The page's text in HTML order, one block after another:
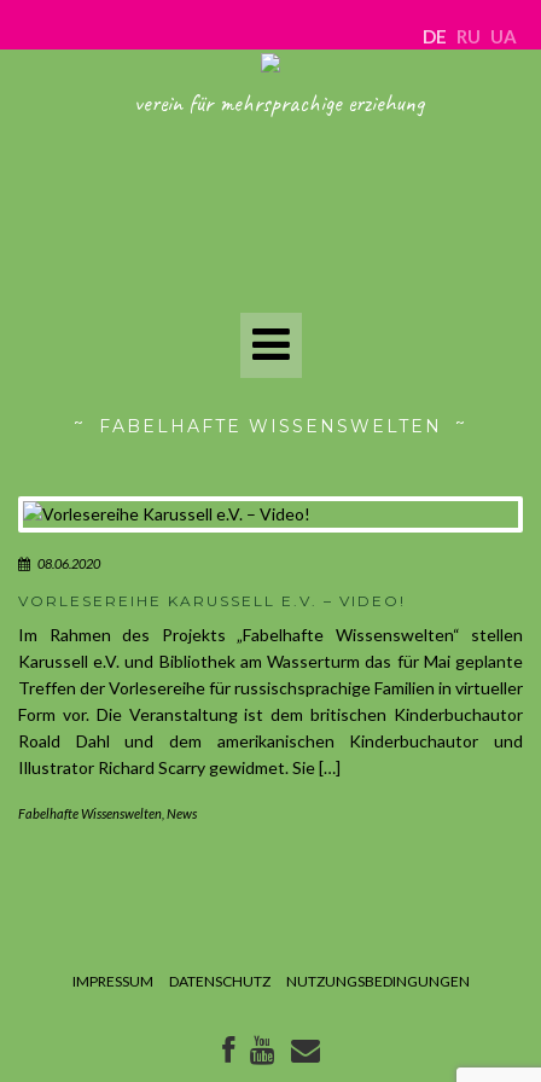
DE RU UA
verein für mehrsprachige erziehung
Toggle
Navigation
FABELHAFTE WISSENSWELTEN
08.06.2020
VORLESEREIHE KARUSSELL E.V. – VIDEO!
Im Rahmen des Projekts „Fabelhafte Wissenswelten“ stellen
Karussell e.V. und Bibliothek am Wasserturm das für Mai geplante
Treffen der Vorlesereihe für russischsprachige Familien in virtueller
Form vor. Die Veranstaltung ist dem britischen Kinderbuchautor
Roald Dahl und dem amerikanischen Kinderbuchautor und
Illustrator Richard Scarry gewidmet. Sie […]
Fabelhafte Wissenswelten News
IMPRESSUM DATENSCHUTZ NUTZUNGSBEDINGUNGEN